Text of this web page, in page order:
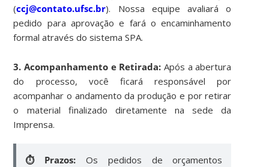
(ccj@contato.ufsc.br). Nossa equipe avaliará o
pedido para aprovação e fará o encaminhamento
formal através do sistema SPA.
3. Acompanhamento e Retirada: Após a abertura
do processo, você ficará responsável por
acompanhar o andamento da produção e por retirar
o material finalizado diretamente na sede da
Imprensa.
⏱️ Prazos: Os pedidos de orçamentos